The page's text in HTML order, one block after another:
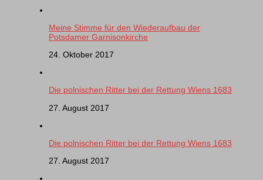
Meine Stimme für den Wiederaufbau der
Potsdamer Garnisonkirche
24. Oktober 2017
Die polnischen Ritter bei der Rettung Wiens 1683
27. August 2017
Die polnischen Ritter bei der Rettung Wiens 1683
27. August 2017